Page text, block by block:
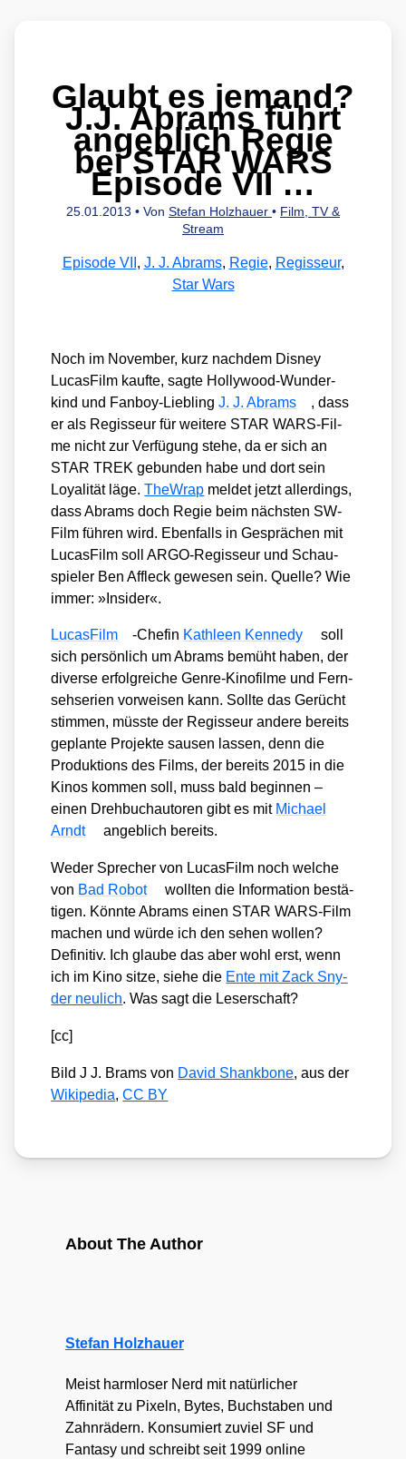
Glaubt es jemand?
J.J. Abrams führt
angeblich Regie
bei STAR WARS
Episode VII …
25.01.2013 • Von Stefan Holzhauer • Film, TV &
Stream
Episode VII , J. J. Abrams, Regie, Regisseur,
Star Wars
Noch im Novem­ber, kurz nach­dem Dis­ney
Lucas­Film kauf­te, sag­te Hol­ly­wood-Wun­der­
kind und Fan­boy-Lieb­lingJ. J. Abrams
, dass
er als Regis­seur für wei­te­re STAR WARS-Fil­
me nicht zur Ver­fü­gung ste­he, da er sich an
STAR TREK gebun­den habe und dort sein
Loya­li­tät läge.The­Wrap mel­det jetzt aller­dings,
dass Abrams doch Regie beim nächs­ten SW-
Film füh­ren wird. Eben­falls in Gesprä­chen mit
Lucas­Film soll ARGO-Regis­seur und Schau­
spie­ler Ben Affleck gewe­sen sein. Quel­le? Wie
immer: »Insi­der«.
Lucas­Film -Che­fin Kath­le­en Ken­ne­dy
soll
sich per­sön­lich um Abrams bemüht haben, der
diver­se erfolg­rei­che Gen­re-Kino­fil­me und Fern­
seh­se­ri­en vor­wei­sen kann. Soll­te das Gerücht
stim­men, müss­te der Regis­seur ande­re bereits
geplan­te Pro­jek­te sau­sen las­sen, denn die
Pro­duk­ti­ons des Films, der bereits 2015 in die
Kinos kom­men soll, muss bald begin­nen –
einen Dreh­buch­au­to­ren gibt es mit Micha­el
Arndt
angeb­lich bereits.
Weder Spre­cher von Lucas­Film noch wel­che
von Bad Robot
woll­ten die Infor­ma­ti­on bestä­
ti­gen. Könn­te Abrams einen STAR WARS-Film
machen und wür­de ich den sehen wol­len?
Defi­ni­tiv. Ich glau­be das aber wohl erst, wenn
ich im Kino sit­ze, sie­he die Ente mit Zack Sny­
der neu­lich. Was sagt die Leser­schaft?
[cc]
Bild J J. Brams von David Shank­bone, aus der
Wiki­pe­dia,CC BY
About The Author
Stefan Holzhauer
Meist harmloser Nerd mit natürlicher
Affinität zu Pixeln, Bytes, Buchstaben und
Zahnrädern. Konsumiert zuviel SF und
Fantasy und schreibt seit 1999 online